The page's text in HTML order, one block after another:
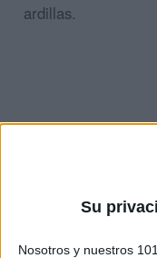
Su
Nosotros y nuestros
ardillas.